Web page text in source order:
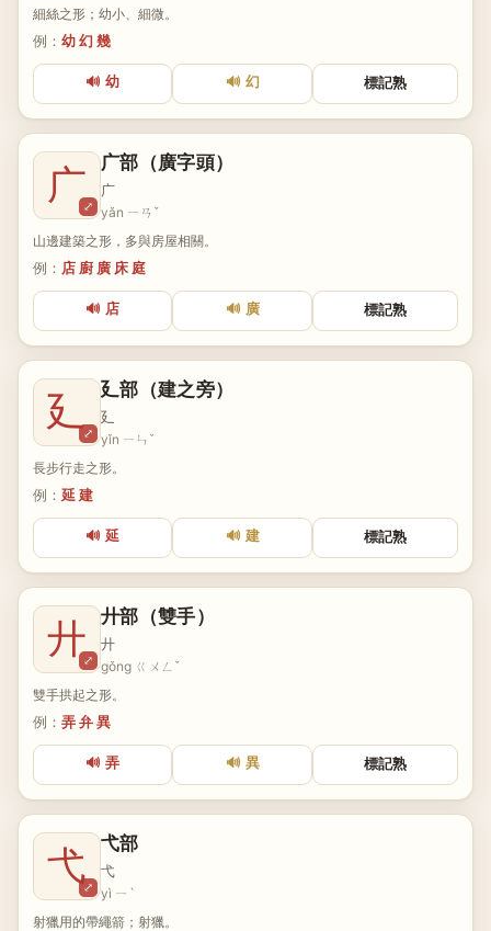
細絲之形；幼小、細微。
例： 幼 幻 幾
🔊 幼 🔊 幻 標記熟
广⤢
广部（廣字頭）
广
yǎn ㄧㄢˇ
山邊建築之形，多與房屋相關。
例： 店 廚 廣 床 庭
🔊 店 🔊 廣 標記熟
廴⤢
廴部（建之旁）
廴
yǐn ㄧㄣˇ
長步行走之形。
例： 延 建
🔊 延 🔊 建 標記熟
廾⤢
廾部（雙手）
廾
gǒng ㄍㄨㄥˇ
雙手拱起之形。
例： 弄 弁 異
🔊 弄 🔊 異 標記熟
弋⤢
弋部
弋
yì ㄧˋ
射獵用的帶繩箭；射獵。